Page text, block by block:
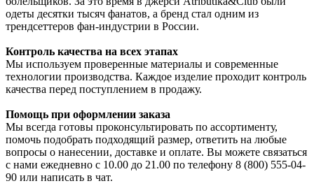
одеты десятки тысяч фанатов, а бренд стал одним из
трендсеттеров фан-индустрии в России.
Контроль качества на всех этапах
Мы используем проверенные материалы и современные
технологии производства. Каждое изделие проходит контроль
качества перед поступлением в продажу.
Помощь при оформлении заказа
Мы всегда готовы проконсультировать по ассортименту,
помочь подобрать подходящий размер, ответить на любые
вопросы о нанесении, доставке и оплате. Вы можете связаться
с нами ежедневно с 10.00 до 21.00 по телефону 8 (800) 555-04-
90 или написать в чат.